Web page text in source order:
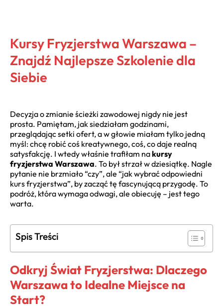
Kursy Fryzjerstwa Warszawa –
Znajdź Najlepsze Szkolenie dla
Siebie
Decyzja o zmianie ścieżki zawodowej nigdy nie jest
prosta. Pamiętam, jak siedziałam godzinami,
przeglądając setki ofert, a w głowie miałam tylko jedną
myśl: chcę robić coś kreatywnego, coś, co daje realną
satysfakcję. I wtedy właśnie trafiłam nakursy
fryzjerstwa Warszawa. To był strzał w dziesiątkę. Nagle
pytanie nie brzmiało “czy”, ale “jak wybrać odpowiedni
kurs fryzjerstwa”, by zacząć tę fascynującą przygodę. To
podróż, która wymaga odwagi, ale obiecuję – jest tego
warta.
Spis Treści
Odkryj Świat Fryzjerstwa: Dlaczego
Warszawa to Idealne Miejsce na
Start?